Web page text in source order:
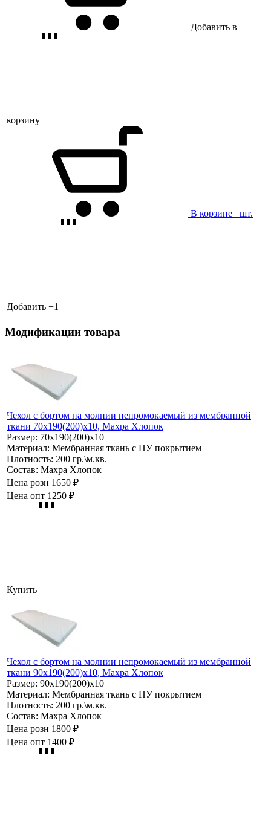
Добавить в
корзину
В корзине шт.
Добавить +1
Модификации товара
Чехол с бортом на молнии непромокаемый из мембранной
ткани 70х190(200)х10, Махра Хлопок
Размер: 70х190(200)х10
Материал: Мембранная ткань с ПУ покрытием
Плотность: 200 гр.\м.кв.
Состав: Махра Хлопок
Цена розн 1650 ₽
Цена опт 1250 ₽
Купить
Чехол с бортом на молнии непромокаемый из мембранной
ткани 90х190(200)х10, Махра Хлопок
Размер: 90х190(200)х10
Материал: Мембранная ткань с ПУ покрытием
Плотность: 200 гр.\м.кв.
Состав: Махра Хлопок
Цена розн 1800 ₽
Цена опт 1400 ₽